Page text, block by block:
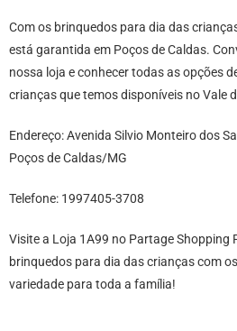
Com os brinquedos para dia das
está garantida em Poços de Caldas.
nossa loja e conhecer todas as opções
crianças que temos disponíveis no Vale
Endereço: Avenida Silvio Monteiro dos
Poços de Caldas/MG
Telefone: 1997405-3708
Visite a Loja 1A99 no Partage Shopping
brinquedos para dia das crianças com
variedade para toda a família!